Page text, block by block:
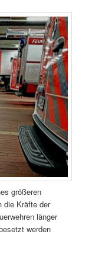
größeren
die Kräfte der
länger
werden